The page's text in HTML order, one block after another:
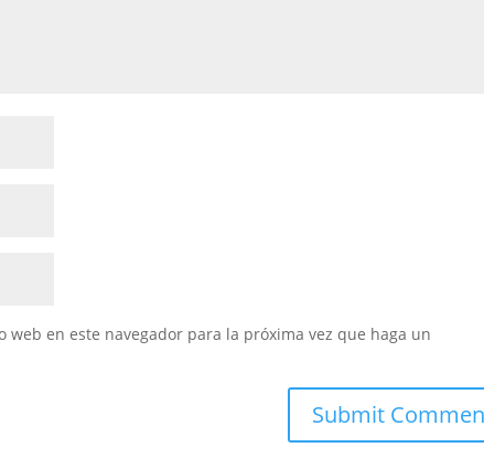
en este navegador para la próxima vez que haga un